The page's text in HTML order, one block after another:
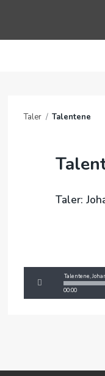
DIAKONI
BLI GIVER
Taler / Talentene
Taler:
00:00
Talentene,